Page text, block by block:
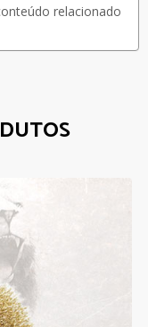
relacionado